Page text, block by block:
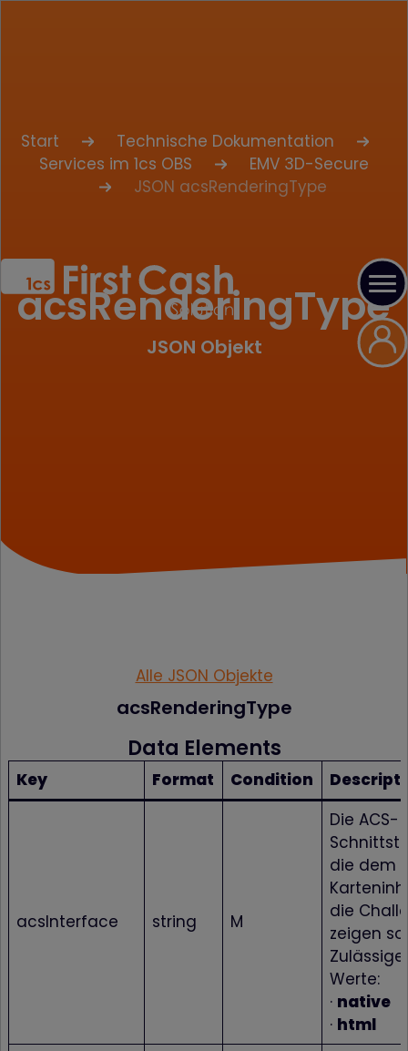
Start
Technische Dokumentation
Services im 1cs OBS
EMV 3D-Secure
JSON acsRenderingType
acsRenderingType
JSON Objekt
Alle JSON Objekte
acsRenderingType
Data Elements
Key Format Condition
acsInterface string M
Die ACS-
die dem
die
zeigen
Zulässige
Werte:
· native
· html